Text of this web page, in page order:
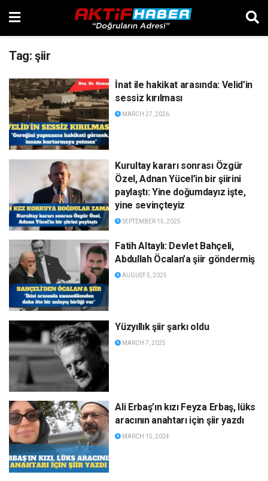
Tag: şiir
İnat ile hakikat arasında: Velid’in
sessiz kırılması
MARCH 27, 2026
Kurultay kararı sonrası Özgür
Özel, Adnan Yücel’in bir şiirini
paylaştı: Yine doğumdayız işte,
yine sevinçteyiz
SEPTEMBER 15, 2025
Fatih Altaylı: Devlet Bahçeli,
Abdullah Öcalan’a şiir göndermiş
AUGUST 5, 2025
Yüzyıllık şiir şarkı oldu
MARCH 7, 2025
Ali Erbaş’ın kızı Feyza Erbaş, lüks
aracının anahtarı için şiir yazdı
MARCH 15, 2024